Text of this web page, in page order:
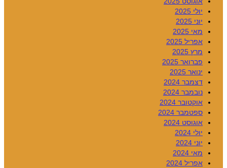
יולי 2025
יוני 2025
מאי 2025
אפריל 2025
מרץ 2025
פברואר 2025
ינואר 2025
דצמבר 2024
נובמבר 2024
אוקטובר 2024
ספטמבר 2024
אוגוסט 2024
יולי 2024
יוני 2024
מאי 2024
אפריל 2024